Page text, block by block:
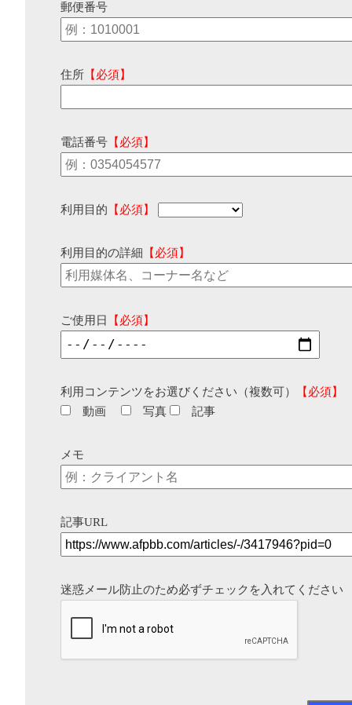
郵便番号
住所 【必須】
電話番号 【必須】
利用目的 【必須】
利用目的の詳細 【必須】
ご使用日 【必須】
利用コンテンツをお選びください（複数可）
【必須】
動画
写真 記事
メモ
記事URL
迷惑メール防止のため必ずチェックを入れてください